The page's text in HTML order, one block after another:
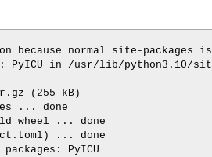
normal site-packages
PyICU in /usr/lib/python3.10/
(255 kB)
... done
wheel ... done
... done
PyICU